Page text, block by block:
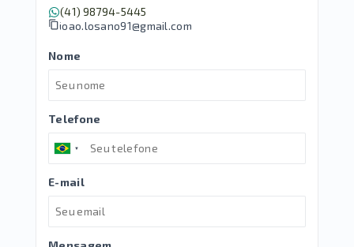
(41) 98794-5445
joao.losano91@gmail.com
Nome
Telefone
E-mail